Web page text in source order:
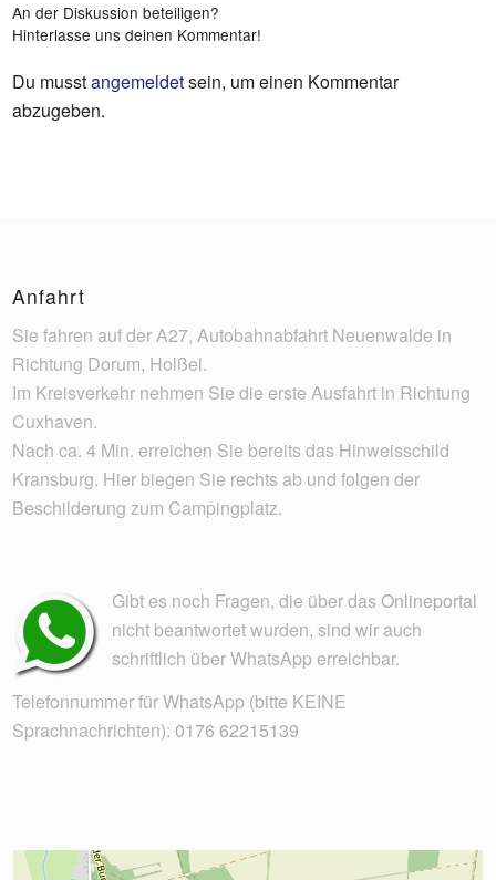
An der Diskussion beteiligen?
Hinterlasse uns deinen Kommentar!
Du musstangemeldetsein, um einen Kommentar
abzugeben.
Anfahrt
Sie fahren auf der A27, Autobahnabfahrt Neuenwalde in
Richtung Dorum, Holßel.
Im Kreisverkehr nehmen Sie die erste Ausfahrt in Richtung
Cuxhaven.
Nach ca. 4 Min. erreichen Sie bereits das Hinweisschild
Kransburg. Hier biegen Sie rechts ab und folgen der
Beschilderung zum Campingplatz.
Gibt es noch Fragen, die über dasOnlineportal
nicht beantwortet wurden, sind wir auch
schriftlich über WhatsApp erreichbar.
Telefonnummer für WhatsApp (bitte KEINE
Sprachnachrichten): 0176 62215139